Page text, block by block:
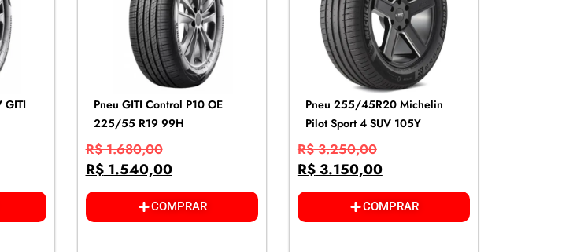
GITI
Pneu GITI Control P10 OE
225/55 R19 99H
R$1.680,00
R$1.540,00
COMPRAR
Pneu 255/45R20 Michelin
Pilot Sport 4 SUV 105Y
R$3.250,00
R$3.150,00
COMPRAR